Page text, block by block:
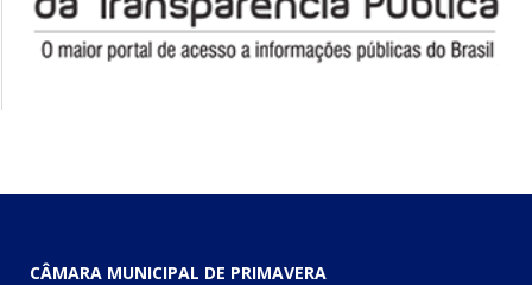
CÂMARA MUNICIPAL DE PRIMAVERA